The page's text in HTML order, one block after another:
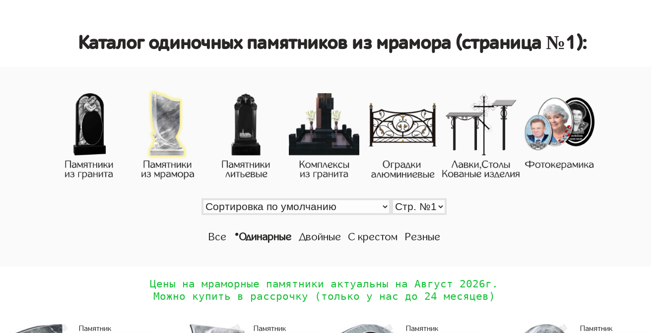
Каталог одиночных памятников из мрамора (страница №1):
Все •Одинарные Двойные С крестом Резные
Цены на мраморные памятники актуальны на Август 2026г.
Можно купить в рассрочку (только у нас до 24 месяцев)
Памятник Памятник Памятник Памятник